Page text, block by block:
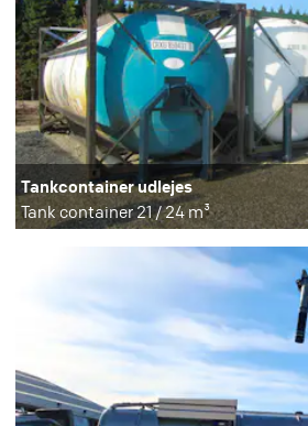
Tankcontainer udlejes
Tank container 21 / 24 m³